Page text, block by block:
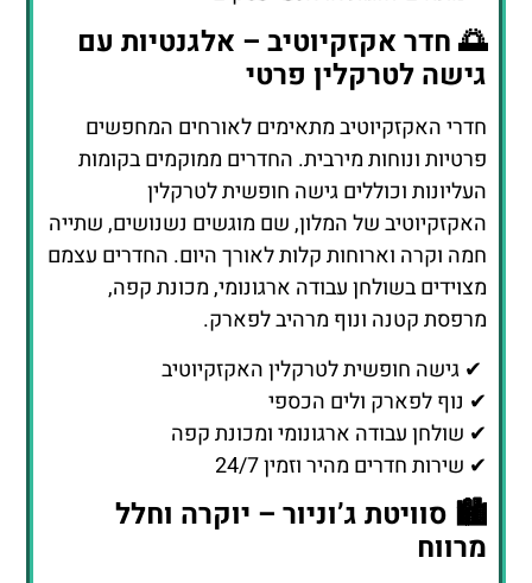
🌅 חדר אקזקיוטיב – אלגנטיות עם
גישה לטרקלין פרטי
חדרי האקזקיוטיב מתאימים לאורחים המחפשים
פרטיות ונוחות מירבית. החדרים ממוקמים בקומות
העליונות וכוללים גישה חופשית לטרקלין
האקזקיוטיב של המלון, שם מוגשים נשנושים, שתייה
חמה וקרה וארוחות קלות לאורך היום. החדרים עצמם
מצוידים בשולחן עבודה ארגונומי, מכונת קפה,
מרפסת קטנה ונוף מרהיב לפארק.
✔ גישה חופשית לטרקלין האקזקיוטיב
✔ נוף לפארק ולים הכספי
✔ שולחן עבודה ארגונומי ומכונת קפה
✔ שירות חדרים מהיר וזמין 24/7
🏙️ סוויטת ג’וניור – יוקרה וחלל
מרווח